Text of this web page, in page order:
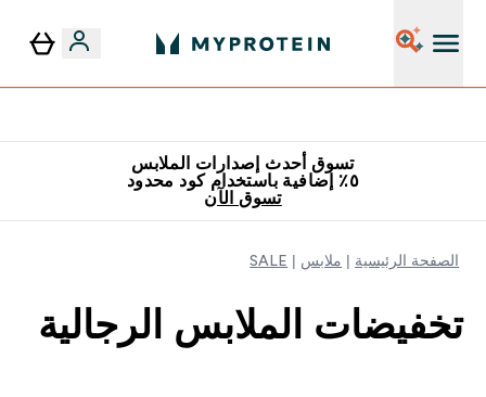
تسوق أحدث إصدارات الملابس
٥٪ إضافية باستخدام كود محدود
تسوق الآن
الصفحة الرئيسية ملابس SALE
تخفيضات الملابس الرجالية